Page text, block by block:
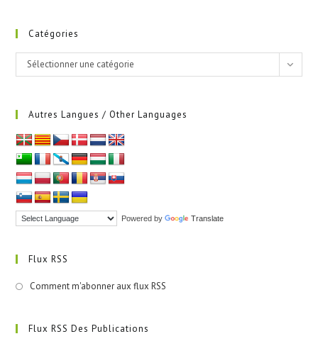
Catégories
Catégories
Sélectionner une catégorie
Autres Langues / Other Languages
Powered by Translate
Flux RSS
Comment m'abonner aux flux RSS
Flux RSS Des Publications